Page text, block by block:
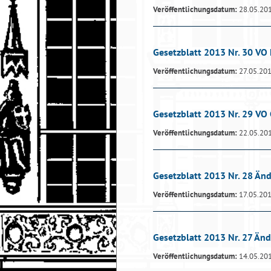
Veröffentlichungsdatum:
Gesetzblatt 2013 Nr. 30
Veröffentlichungsdatum:
Gesetzblatt 2013 Nr. 29 VO
Veröffentlichungsdatum:
Gesetzblatt 2013 Nr. 28
Veröffentlichungsdatum:
Gesetzblatt 2013 Nr. 27
Veröffentlichungsdatum: